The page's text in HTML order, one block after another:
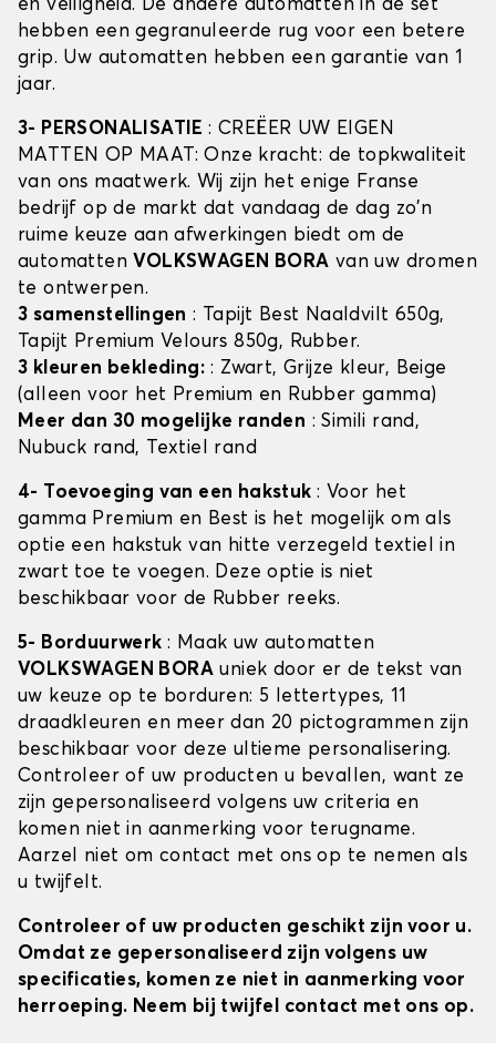
en veiligheid. De andere automatten in de set
hebben een gegranuleerde rug voor een betere
grip. Uw automatten hebben een garantie van 1
jaar.
3- PERSONALISATIE: CREËER UW EIGEN
MATTEN OP MAAT: Onze kracht: de topkwaliteit
van ons maatwerk. Wij zijn het enige Franse
bedrijf op de markt dat vandaag de dag zo'n
ruime keuze aan afwerkingen biedt om de
automatten VOLKSWAGEN BORA van uw dromen
te ontwerpen.
3 samenstellingen : Tapijt Best Naaldvilt 650g,
Tapijt Premium Velours 850g, Rubber.
3 kleuren bekleding: : Zwart, Grijze kleur, Beige
(alleen voor het Premium en Rubber gamma)
Meer dan 30 mogelijke randen : Simili rand,
Nubuck rand, Textiel rand
4- Toevoeging van een hakstuk : Voor het
gamma Premium en Best is het mogelijk om als
optie een hakstuk van hitte verzegeld textiel in
zwart toe te voegen. Deze optie is niet
beschikbaar voor de Rubber reeks.
5- Borduurwerk : Maak uw automatten
VOLKSWAGEN BORA uniek door er de tekst van
uw keuze op te borduren: 5 lettertypes, 11
draadkleuren en meer dan 20 pictogrammen zijn
beschikbaar voor deze ultieme personalisering.
Controleer of uw producten u bevallen, want ze
zijn gepersonaliseerd volgens uw criteria en
komen niet in aanmerking voor terugname.
Aarzel niet om contact met ons op te nemen als
u twijfelt.
Controleer of uw producten geschikt zijn voor u.
Omdat ze gepersonaliseerd zijn volgens uw
specificaties, komen ze niet in aanmerking voor
herroeping. Neem bij twijfel contact met ons op.